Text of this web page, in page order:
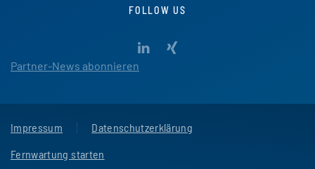
FOLLOW US
Partner-News abonnieren
Impressum
Datenschutzerklärung
Fernwartung starten